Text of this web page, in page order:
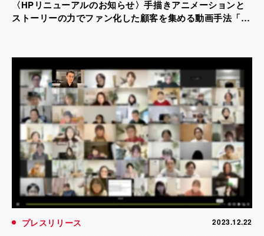
〈HPリニューアルのお知らせ〉手描きアニメーションと
ストーリーの力でファン化した顧客を集める動画手法「お
プレスリリース 2023.12.22